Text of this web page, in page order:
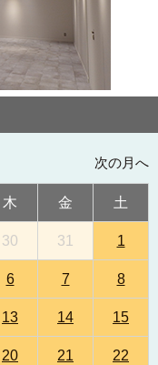
次の月へ
木 金 土
30 31 1
6 7 8
13 14 15
20 21 22